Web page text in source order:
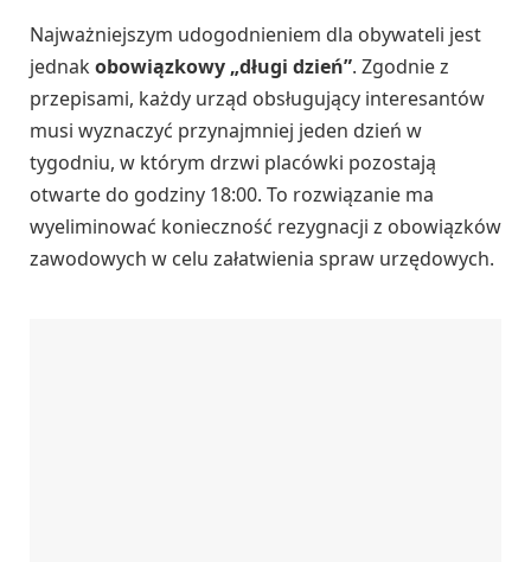
Najważniejszym udogodnieniem dla obywateli jest
jednakobowiązkowy „długi dzień”. Zgodnie z
przepisami, każdy urząd obsługujący interesantów
musi wyznaczyć przynajmniej jeden dzień w
tygodniu, w którym drzwi placówki pozostają
otwarte do godziny 18:00. To rozwiązanie ma
wyeliminować konieczność rezygnacji z obowiązków
zawodowych w celu załatwienia spraw urzędowych.